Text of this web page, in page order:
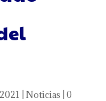
Noticias 0